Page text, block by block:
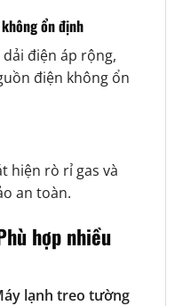
ổn định
điện áp rộng,
điện không ổn
hiện rò rỉ gas và
an toàn.
hợp nhiều
lạnh treo tường